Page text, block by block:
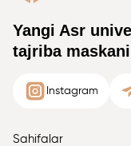
Yangi Asr
tajriba
Instagram
Sahifalar